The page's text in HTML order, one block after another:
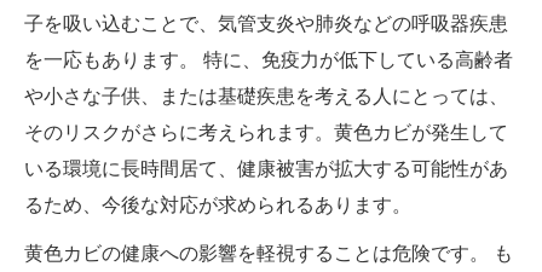
子を吸い込むことで、気管支炎や肺炎などの呼吸器疾患
を一応もあります。 特に、免疫力が低下している高齢者
や小さな子供、または基礎疾患を考える人にとっては、
そのリスクがさらに考えられます。黄色カビが発生して
いる環境に長時間居て、健康被害が拡大する可能性があ
るため、今後な対応が求められるあります。
黄色カビの健康への影響を軽視することは危険です。 も